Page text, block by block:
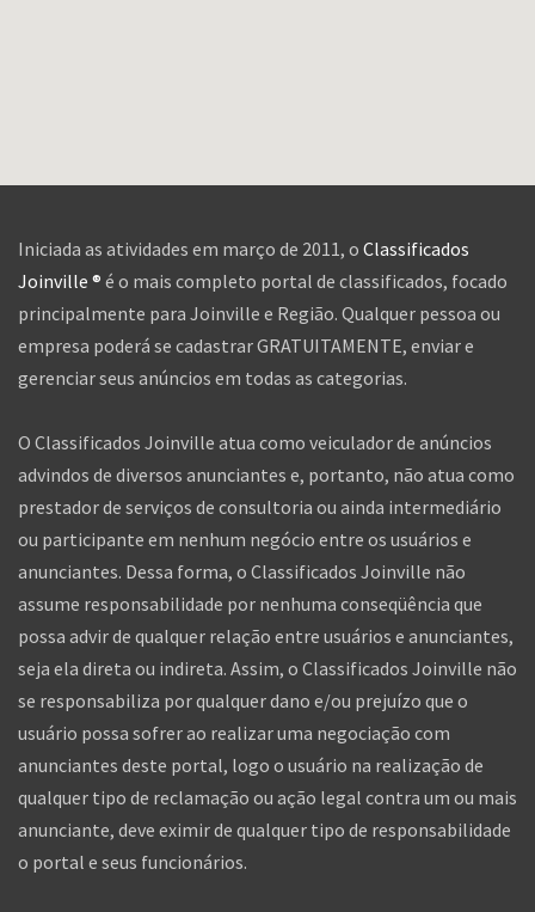
Iniciada as atividades em março de 2011, o Classificados
Joinville ® é o mais completo portal de classificados, focado
principalmente para Joinville e Região. Qualquer pessoa ou
empresa poderá se cadastrar GRATUITAMENTE, enviar e
gerenciar seus anúncios em todas as categorias.
O Classificados Joinville atua como veiculador de anúncios
advindos de diversos anunciantes e, portanto, não atua como
prestador de serviços de consultoria ou ainda intermediário
ou participante em nenhum negócio entre os usuários e
anunciantes. Dessa forma, o Classificados Joinville não
assume responsabilidade por nenhuma conseqüência que
possa advir de qualquer relação entre usuários e anunciantes,
seja ela direta ou indireta. Assim, o Classificados Joinville não
se responsabiliza por qualquer dano e/ou prejuízo que o
usuário possa sofrer ao realizar uma negociação com
anunciantes deste portal, logo o usuário na realização de
qualquer tipo de reclamação ou ação legal contra um ou mais
anunciante, deve eximir de qualquer tipo de responsabilidade
o portal e seus funcionários.